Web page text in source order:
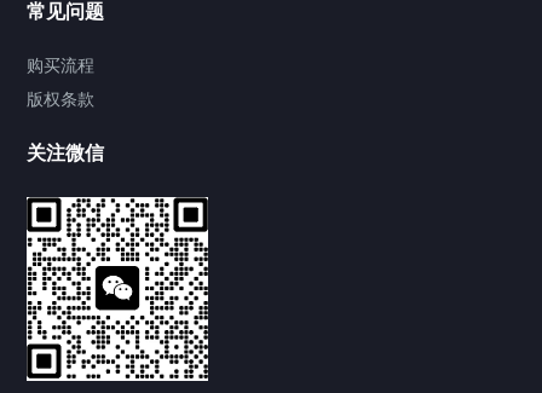
优质现货｜武汉中电通电力高压试验设备，助力电力运
维试验标准化
2026/07/29 118
武汉中电通 ZDJF-920C 局放检测仪，厂家工程师现场
常见问题
购买流程
版权条款
关注微信